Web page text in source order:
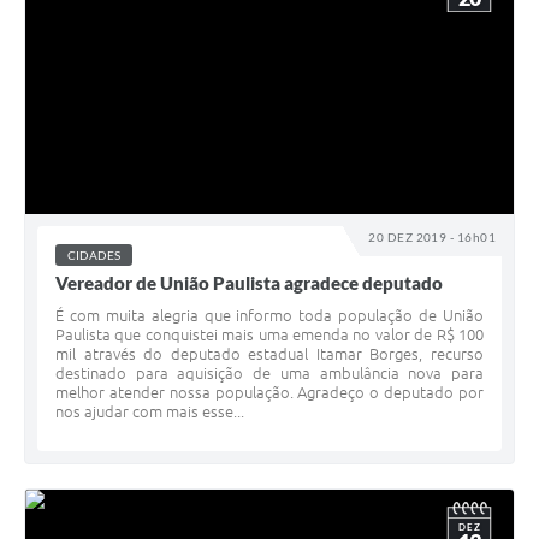
20 DEZ 2019 - 16h01
CIDADES
Vereador de União Paulista agradece deputado
É com muita alegria que informo toda população de União
Paulista que conquistei mais uma emenda no valor de R$ 100
mil através do deputado estadual Itamar Borges, recurso
destinado para aquisição de uma ambulância nova para
melhor atender nossa população. Agradeço o deputado por
nos ajudar com mais esse...
DEZ